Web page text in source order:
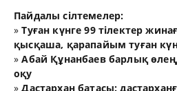
Пайдалы сілтемелер:
»Туған күнге 99 тілектер
қысқаша, қарапайым туған
»Абай Құнанбаев барлық
оқу
»Дастархан батасы: